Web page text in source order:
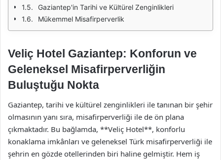
Gaziantep'in Tarihi ve Kültürel Zenginlikleri
Mükemmel Misafirperverlik
Veliç Hotel Gaziantep: Konforun ve
Geleneksel Misafirperverliğin
Buluştuğu Nokta
Gaziantep, tarihi ve kültürel zenginlikleri ile tanınan bir şehir
olmasının yanı sıra, misafirperverliği ile de ön plana
çıkmaktadır. Bu bağlamda, **Veliç Hotel**, konforlu
konaklama imkânları ve geleneksel Türk misafirperverliği ile
şehrin en gözde otellerinden biri haline gelmiştir. Hem iş